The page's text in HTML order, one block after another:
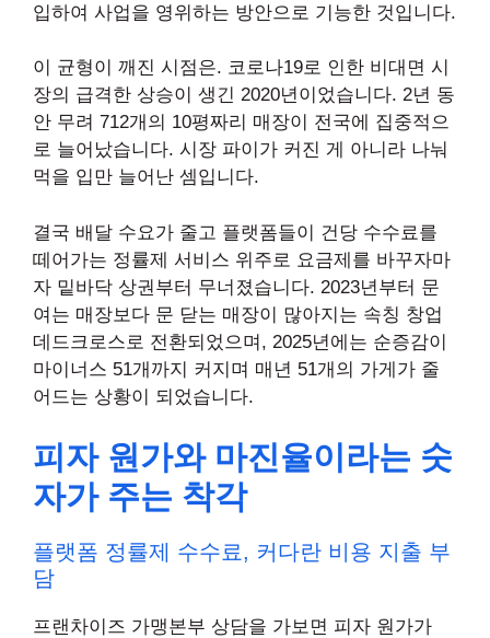
입하여 사업을 영위하는 방안으로 기능한 것입니다.
이 균형이 깨진 시점은. 코로나19로 인한 비대면 시
장의 급격한 상승이 생긴 2020년이었습니다. 2년 동
안 무려 712개의 10평짜리 매장이 전국에 집중적으
로 늘어났습니다. 시장 파이가 커진 게 아니라 나눠
먹을 입만 늘어난 셈입니다.
결국 배달 수요가 줄고 플랫폼들이 건당 수수료를
떼어가는 정률제 서비스 위주로 요금제를 바꾸자마
자 밑바닥 상권부터 무너졌습니다. 2023년부터 문
여는 매장보다 문 닫는 매장이 많아지는 속칭 창업
데드크로스로 전환되었으며, 2025년에는 순증감이
마이너스 51개까지 커지며 매년 51개의 가게가 줄
어드는 상황이 되었습니다.
피자 원가와 마진율이라는 숫
자가 주는 착각
플랫폼 정률제 수수료, 커다란 비용 지출 부
담
프랜차이즈 가맹본부 상담을 가보면 피자 원가가